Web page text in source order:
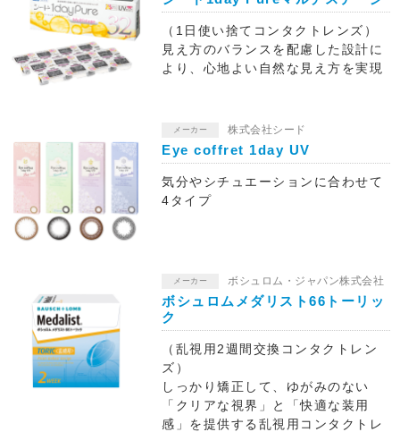
（1日使い捨てコンタクトレンズ）
見え方のバランスを配慮した設計に
より、心地よい自然な見え方を実現
メーカー 株式会社シード
Eye coffret 1day UV
気分やシチュエーションに合わせて
4タイプ
メーカー ボシュロム・ジャパン株式会社
ボシュロムメダリスト66トーリッ
ク
（乱視用2週間交換コンタクトレン
ズ）
しっかり矯正して、ゆがみのない
「クリアな視界」と「快適な装用
感」を提供する乱視用コンタクトレ